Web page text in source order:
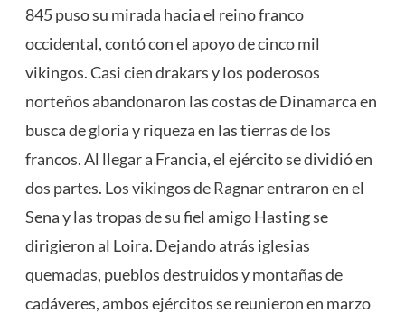
845 puso su mirada hacia el reino franco
occidental, contó con el apoyo de cinco mil
vikingos. Casi cien drakars y los poderosos
norteños abandonaron las costas de Dinamarca en
busca de gloria y riqueza en las tierras de los
francos. Al llegar a Francia, el ejército se dividió en
dos partes. Los vikingos de Ragnar entraron en el
Sena y las tropas de su fiel amigo Hasting se
dirigieron al Loira. Dejando atrás iglesias
quemadas, pueblos destruidos y montañas de
cadáveres, ambos ejércitos se reunieron en marzo